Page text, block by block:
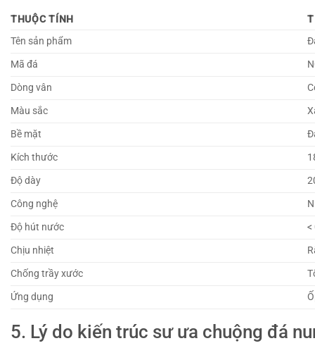
THUỘC TÍNH
Tên sản phẩm
Mã đá
Dòng vân
Màu sắc
Bề mặt
Kích thước
Độ dày
Công nghệ
Độ hút nước
<
Chịu nhiệt
Chống trầy xước
Ứng dụng
5. Lý do kiến trúc sư ưa chuộng đá